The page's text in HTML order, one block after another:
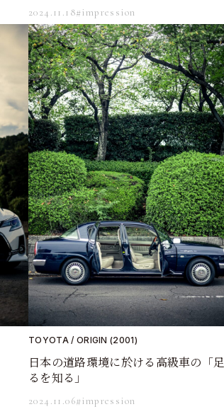
2024.11.18#impression
TOYOTA / ORIGIN (2001)
日本の道路環境に於ける高級車の「足
るを知る」
2024.11.06#impression